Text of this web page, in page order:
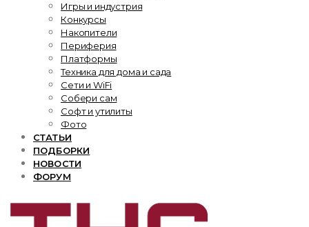
Игры и индустрия
Конкурсы
Накопители
Периферия
Платформы
Техника для дома и сада
Сети и WiFi
Собери сам
Софт и утилиты
Фото
СТАТЬИ
ПОДБОРКИ
НОВОСТИ
ФОРУМ